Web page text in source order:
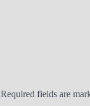
Required fields are